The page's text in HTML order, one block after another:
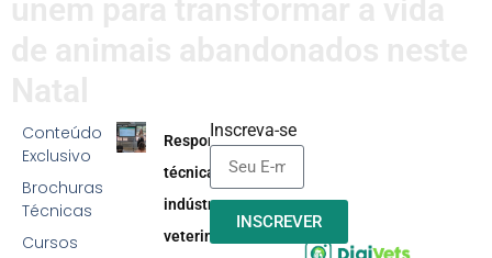
Conteúdo
Exclusivo
Brochuras
Técnicas
Cursos
Responsabilidade
técnica na
indústria
veterinária:
Inscreva-se
INSCREVER